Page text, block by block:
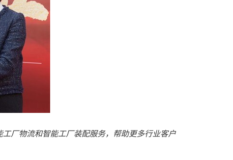
厂物流和智能工厂装配服务，帮助更多行业客户